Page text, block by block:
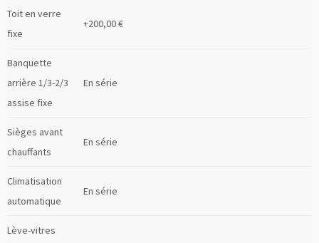
Toit en verre
fixe
+200,00 €
Banquette
arrière 1/3-2/3
assise fixe
En série
Sièges avant
chauffants
En série
Climatisation
automatique
En série
Lève-vitres